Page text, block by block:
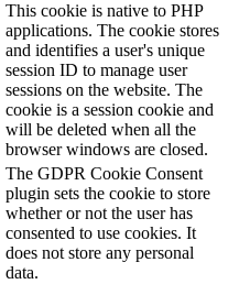
This cookie is native to PHP
applications. The cookie stores
and identifies a user's unique
session ID to manage user
sessions on the website. The
cookie is a session cookie and
will be deleted when all the
browser windows are closed.
The GDPR Cookie Consent
plugin sets the cookie to store
whether or not the user has
consented to use cookies. It
does not store any personal
data.